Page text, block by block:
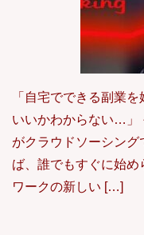
「自宅でできる副業
いいかわからない…」
がクラウドソーシン
ば、誰でもすぐに始
ワークの新しい […]